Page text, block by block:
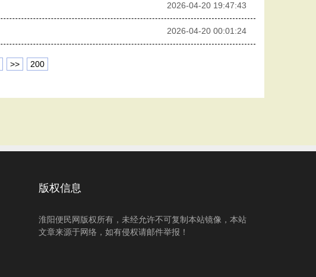
2026-04-20 19:47:43
2026-04-20 00:01:24
>> 200
版权信息
淮阳便民网版权所有，未经允许不可复制本站镜像，本站
文章来源于网络，如有侵权请邮件举报！